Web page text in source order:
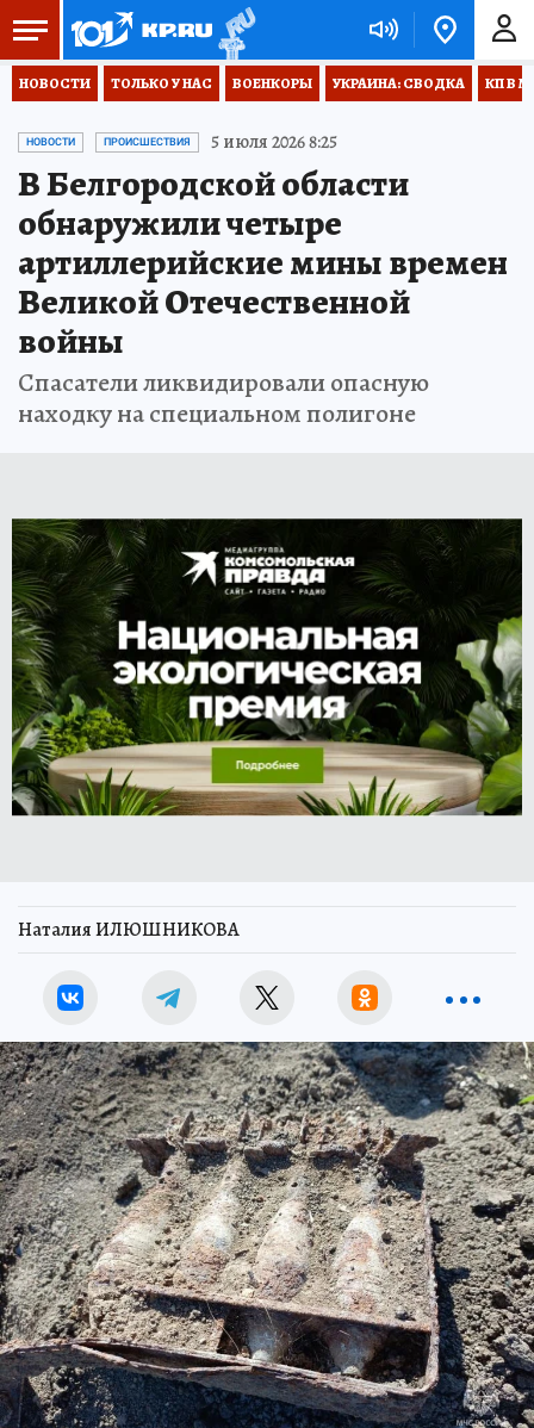
НОВОСТИ ТОЛЬКО У НАС ВОЕНКОРЫ УКРАИНА: СВОДКА КП В
НОВОСТИ ПРОИСШЕСТВИЯ 5 июля 2026 8:25
В Белгородской области
обнаружили четыре
артиллерийские мины времен
Великой Отечественной
войны
Спасатели ликвидировали опасную
находку на специальном полигоне
Наталия ИЛЮШНИКОВА